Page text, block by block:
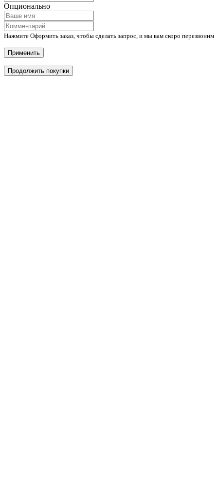
Опционально
Нажмите Оформить заказ, чтобы сделать запрос, и мы вам скоро перезвоним
Применить
Продолжить покупки